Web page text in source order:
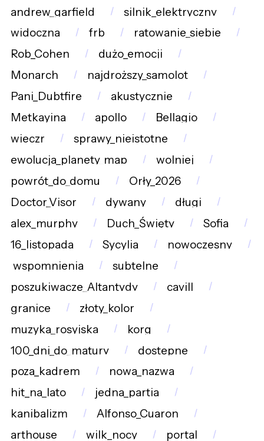
andrew_garfield
silnik_elektryczny
widoczna
frb
ratowanie_siebie
Rob_Cohen
dużo_emocji
Monarch
najdroższy_samolot
Pani_Dubtfire
akustycznie
Metkayina
apollo
Bellagio
wieczr
sprawy_nieistotne
ewolucja_planety_map
wolniej
powrót_do_domu
Orły_2026
Doctor_Visor
dywany
długi
alex_murphy
Duch_Święty
Sofia
16_listopada
Sycylia
nowoczesny
wspomnienia
subtelne
poszukiwacze_Altantydy
cavill
granice
złoty_kolor
muzyka_rosyjska
korg
100_dni_do_matury
dostepne
poza_kadrem
nowa_nazwa
hit_na_lato
jedna_partia
kanibalizm
Alfonso_Cuaron
arthouse
wilk_nocy portal